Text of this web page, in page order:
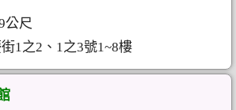
公尺
1之2、1之3號1~8樓